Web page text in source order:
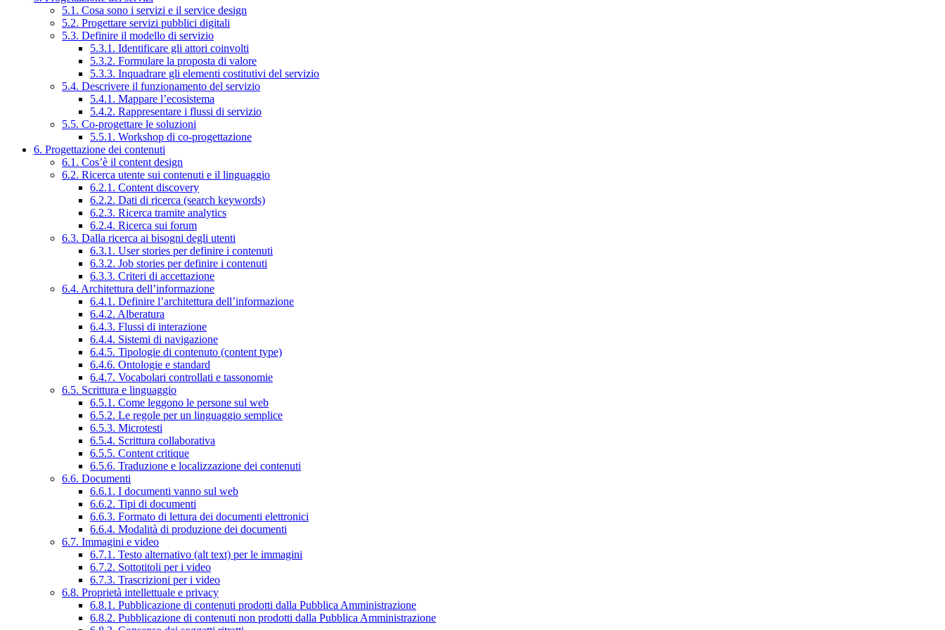
5.1. Cosa sono i servizi e il service design
5.2. Progettare servizi pubblici digitali
5.3. Definire il modello di servizio
5.3.1. Identificare gli attori coinvolti
5.3.2. Formulare la proposta di valore
5.3.3. Inquadrare gli elementi costitutivi del servizio
5.4. Descrivere il funzionamento del servizio
5.4.1. Mappare l’ecosistema
5.4.2. Rappresentare i flussi di servizio
5.5. Co-progettare le soluzioni
5.5.1. Workshop di co-progettazione
6. Progettazione dei contenuti
6.1. Cos’è il content design
6.2. Ricerca utente sui contenuti e il linguaggio
6.2.1. Content discovery
6.2.2. Dati di ricerca (search keywords)
6.2.3. Ricerca tramite analytics
6.2.4. Ricerca sui forum
6.3. Dalla ricerca ai bisogni degli utenti
6.3.1. User stories per definire i contenuti
6.3.2. Job stories per definire i contenuti
6.3.3. Criteri di accettazione
6.4. Architettura dell’informazione
6.4.1. Definire l’architettura dell’informazione
6.4.2. Alberatura
6.4.3. Flussi di interazione
6.4.4. Sistemi di navigazione
6.4.5. Tipologie di contenuto (content type)
6.4.6. Ontologie e standard
6.4.7. Vocabolari controllati e tassonomie
6.5. Scrittura e linguaggio
6.5.1. Come leggono le persone sul web
6.5.2. Le regole per un linguaggio semplice
6.5.3. Microtesti
6.5.4. Scrittura collaborativa
6.5.5. Content critique
6.5.6. Traduzione e localizzazione dei contenuti
6.6. Documenti
6.6.1. I documenti vanno sul web
6.6.2. Tipi di documenti
6.6.3. Formato di lettura dei documenti elettronici
6.6.4. Modalità di produzione dei documenti
6.7. Immagini e video
6.7.1. Testo alternativo (alt text) per le immagini
6.7.2. Sottotitoli per i video
6.7.3. Trascrizioni per i video
6.8. Proprietà intellettuale e privacy
6.8.1. Pubblicazione di contenuti prodotti dalla Pubblica Amministrazione
6.8.2. Pubblicazione di contenuti non prodotti dalla Pubblica Amministrazione